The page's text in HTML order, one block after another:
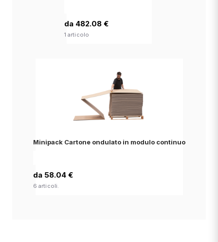
da 482.08 €
1 articolo
Minipack Cartone ondulato in modulo continuo
da 58.04 €
6 articoli.